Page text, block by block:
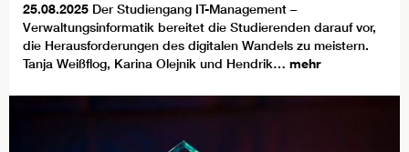
25.08.2025 Der Studiengang IT-Management –
Verwaltungsinformatik bereitet die Studierenden darauf vor,
die Herausforderungen des digitalen Wandels zu meistern.
Tanja Weißflog, Karina Olejnik und Hendrik… mehr